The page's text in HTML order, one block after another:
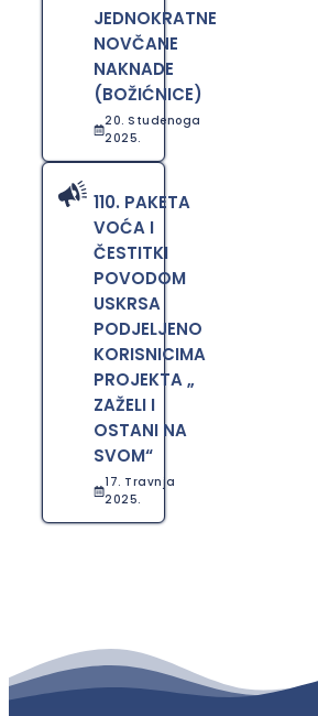
JEDNOKRATNE
NOVČANE
NAKNADE
(BOŽIĆNICE)
20. Studenoga
2025.
110. PAKETA
VOĆA I
ČESTITKI
POVODOM
USKRSA
PODJELJENO
KORISNICIMA
PROJEKTA „
ZAŽELI I
OSTANI NA
SVOM“
17. Travnja
2025.